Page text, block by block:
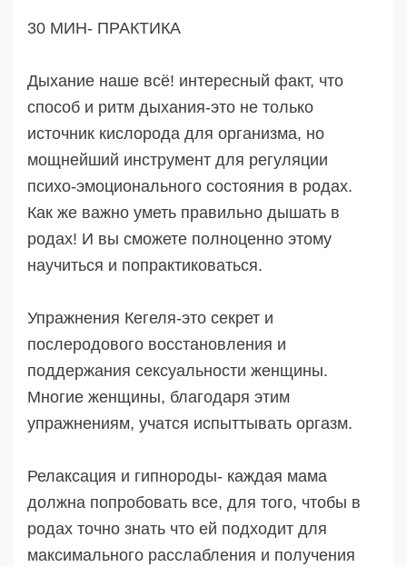
30 МИН- ПРАКТИКА
Дыхание наше всё! интересный факт, что
способ и ритм дыхания-это не только
источник кислорода для организма, но
мощнейший инструмент для регуляции
психо-эмоционального состояния в родах.
Как же важно уметь правильно дышать в
родах! И вы сможете полноценно этому
научиться и попрактиковаться.
Упражнения Кегеля-это секрет и
послеродового восстановления и
поддержания сексуальности женщины.
Многие женщины, благодаря этим
упражнениям, учатся испыттывать оргазм.
Релаксация и гипнороды- каждая мама
должна попробовать все, для того, чтобы в
родах точно знать что ей подходит для
максимального расслабления и получения